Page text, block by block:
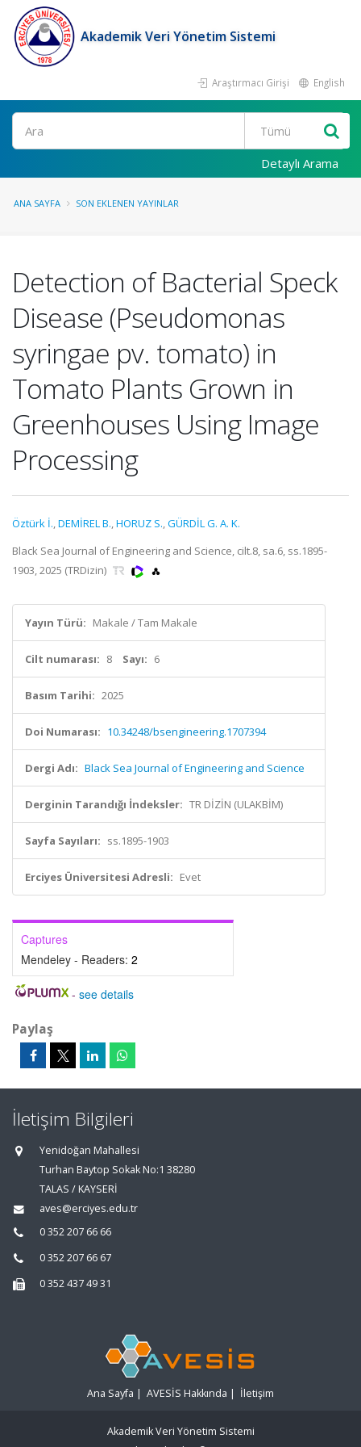
Akademik Veri Yönetim Sistemi
Araştırmacı Girişi English
Ara
Detaylı Arama
ANA SAYFA SON EKLENEN YAYINLAR
Detection of Bacterial Speck
Disease (Pseudomonas
syringae pv. tomato) in
Tomato Plants Grown in
Greenhouses Using Image
Processing
Öztürk İ.,DEMİREL B.,HORUZ S.,GÜRDİL G. A. K.
Black Sea Journal of Engineering and Science, cilt.8, sa.6, ss.1895-
1903, 2025 (TRDizin)
Yayın Türü: Makale / Tam Makale
Cilt numarası: 8 Sayı: 6
Basım Tarihi: 2025
Doi Numarası: 10.34248/bsengineering.1707394
Dergi Adı: Black Sea Journal of Engineering and Science
Derginin Tarandığı İndeksler: TR DİZİN (ULAKBİM)
Sayfa Sayıları: ss.1895-1903
Erciyes Üniversitesi Adresli: Evet
Captures
Mendeley - Readers: 2
- see details
Paylaş
İletişim Bilgileri
Yenidoğan Mahallesi
Turhan Baytop Sokak No:1 38280
TALAS / KAYSERİ
aves@erciyes.edu.tr
0 352 207 66 66
0 352 207 66 67
0 352 437 49 31
Ana Sayfa | AVESİS Hakkında | İletişim
Akademik Veri Yönetim Sistemi